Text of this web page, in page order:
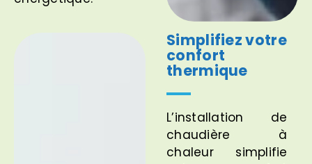
Simplifiez votre
confort
thermique
L’installation de
chaudière à
chaleur simplifie